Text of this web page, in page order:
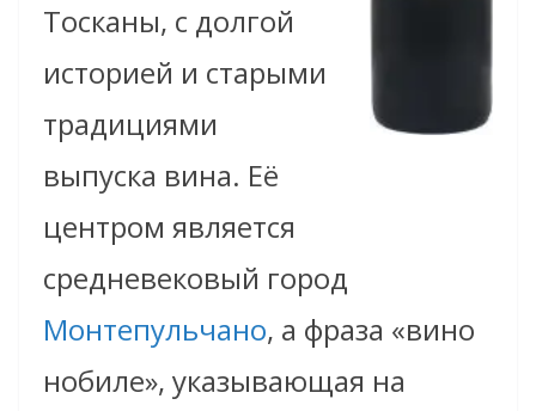
Тосканы, с долгой
историей и старыми
традициями
выпуска вина. Её
центром является
средневековый город
Монтепульчано, а фраза «вино
нобиле», указывающая на